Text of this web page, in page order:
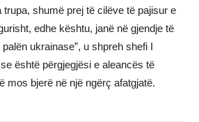
shumë prej të cilëve të pajisur e
edhe kështu, janë në gjendje të
ukrainase”, u shpreh shefi I
është përgjegjësi e aleancës të
mos bjerë në një ngërç afatgjatë.